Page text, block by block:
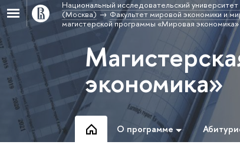
Национальный исследовательский
(Москва)
Факультет мировой экономики и
магистерской программы «Мировая
экономика»
О программе